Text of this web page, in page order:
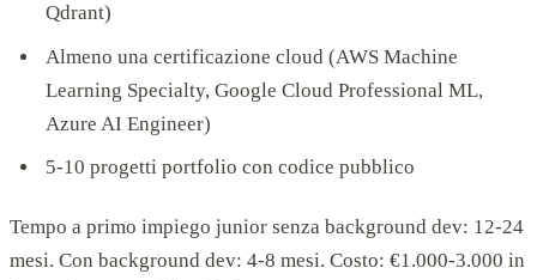
Qdrant)
Almeno una certificazione cloud (AWS Machine
Learning Specialty, Google Cloud Professional ML,
Azure AI Engineer)
5-10 progetti portfolio con codice pubblico
Tempo a primo impiego junior senza background dev: 12-24
mesi. Con background dev: 4-8 mesi. Costo: €1.000-3.000 in